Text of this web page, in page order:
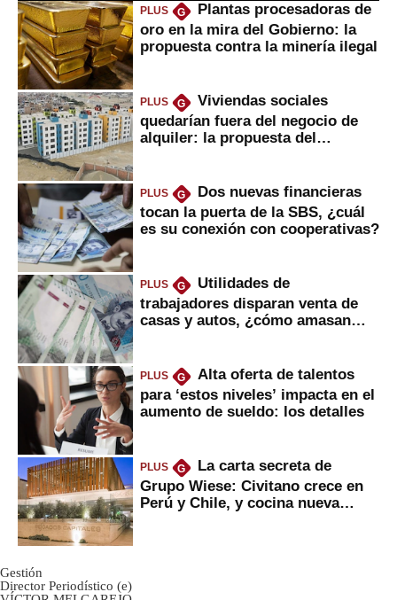
PLUS G
Plantas procesadoras de
oro en la mira del Gobierno: la
propuesta contra la minería ilegal
PLUS G
Viviendas sociales
quedarían fuera del negocio de
alquiler: la propuesta del
PLUS G
Dos nuevas financieras
tocan la puerta de la SBS, ¿cuál
es su conexión con cooperativas?
PLUS G
Utilidades de
trabajadores disparan venta de
casas y autos, ¿cómo amasan
PLUS G
Alta oferta de talentos
para ‘estos niveles’ impacta en el
aumento de sueldo: los detalles
PLUS G
La carta secreta de
Grupo Wiese: Civitano crece en
Perú y Chile, y cocina nueva
Gestión
Director Periodístico (e)